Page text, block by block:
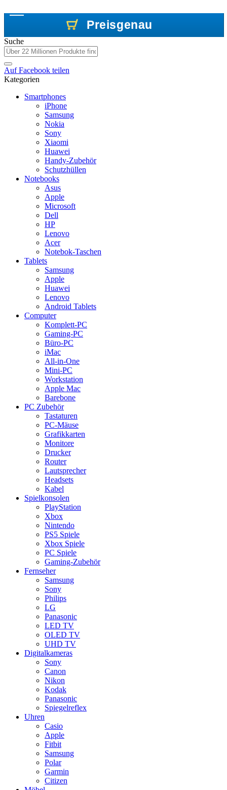
Preisgenau
Preisgenau
Preisgenau
Suche
AufFacebook teilen
Kategorien
Smartphones
iPhone
Samsung
Nokia
Sony
Xiaomi
Huawei
Handy-Zubehör
Schutzhüllen
Notebooks
Asus
Apple
Microsoft
Dell
HP
Lenovo
Acer
Notebok-Taschen
Tablets
Samsung
Apple
Huawei
Lenovo
Android Tablets
Computer
Komplett-PC
Gaming-PC
Büro-PC
iMac
All-in-One
Mini-PC
Workstation
Apple Mac
Barebone
PC Zubehör
Tastaturen
PC-Mäuse
Grafikkarten
Monitore
Drucker
Router
Lautsprecher
Headsets
Kabel
Spielkonsolen
PlayStation
Xbox
Nintendo
PS5 Spiele
Xbox Spiele
PC Spiele
Gaming-Zubehör
Fernseher
Samsung
Sony
Philips
LG
Panasonic
LED TV
OLED TV
UHD TV
Digitalkameras
Sony
Canon
Nikon
Kodak
Panasonic
Spiegelreflex
Uhren
Casio
Apple
Fitbit
Samsung
Polar
Garmin
Citizen